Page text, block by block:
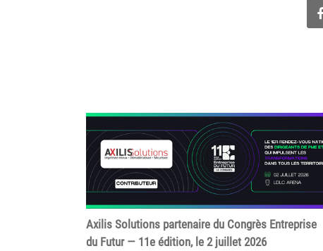
Axilis Solutions partenaire du Congrès Entreprise
du Futur — 11e édition, le 2 juillet 2026